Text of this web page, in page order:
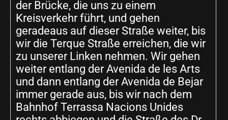
der Brücke, die uns zu einem
Kreisverkehr führt, und gehen
geradeaus auf dieser Straße weiter, bis
wir die Terque Straße erreichen, die wir
zu unserer Linken nehmen. Wir gehen
weiter entlang der Avenida de les Arts
und dann entlang der Avenida de Bejar
immer gerade aus, bis wir nach dem
Bahnhof Terrassa Nacions Unides